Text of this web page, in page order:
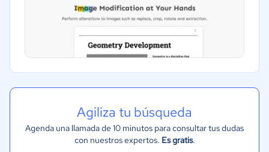
Agiliza tu búsqueda
Agenda una llamada de 10 minutos para consultar tus dudas
con nuestros expertos. Es gratis.